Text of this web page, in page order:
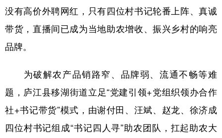
法律 中央文件 金融 汽车
彩票 娱乐 时尚 悦读
公益 一带一路 亚太网 上市公司
没有高价外聘网红，只有四位村书记轮番上阵、真诚
带货，直播间已成为当地助农增收、振兴乡村的响亮
品牌。
为破解农产品销路窄、品牌弱、流通不畅等难
题，庐江县移湖街道立足“党建引领+党组织领办合作
社+书记带货”模式，由谢付田、汪斌、赵龙、徐济成
四位村书记组成“书记四人寻”助农团队，扛起助农大